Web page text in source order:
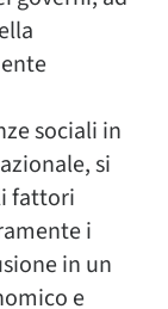
sociali in
si
fattori
i
in un
e